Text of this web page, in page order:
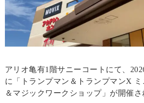
アリオ亀有1階サニーコートにて、
に「トランプマン＆トランプマンX
＆マジックワークショップ」が開催さ